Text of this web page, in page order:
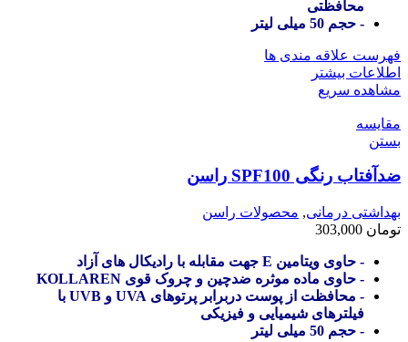
محافظتی
- حجم 50 میلی لیتر
فهرست علاقه مندی ها
اطلاعات بیشتر
مشاهده سریع
مقایسه
بستن
ضدآفتاب رنگی SPF100 راسن
بهداشتی درمانی, محصولات راسن
تومان
- حاوی ویتامین E جهت مقابله با رادیکال های آزاد
- حاوی ماده موثره ضدچین و چروک قوی KOLLAREN
- محافظت از پوست دربرابر پرتوهای UVA و UVB با
فیلترهای شیمیایی و فیزیکی
- حجم 50 میلی لیتر